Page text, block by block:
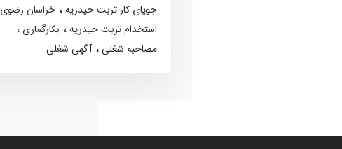
جویای کار تربت حیدریه
خراسان رضوی
استخدام تربت حیدریه
بکارگماری
مصاحبه شغلی
آگهی شغلی